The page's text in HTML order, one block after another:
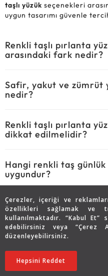
Çerezler, içeriği ve
özellikleri sağlamak ve
kullanılmaktadır. “Kabul
edebilirsiniz veya “Çerez
düzenleyebilirsiniz.
Hepsini Reddet
taşlı yüzük seçenekleri
uygun tasarımı güvenle
Renkli taşlı pırlanta
arasındaki fark nedir?
Safir, yakut ve zümrüt
nedir?
Renkli taşlı pırlanta
dikkat edilmelidir?
Hangi renkli taş günlük
uygundur?
Renkli taşlı yüzük
Renkli taşlı pırlanta